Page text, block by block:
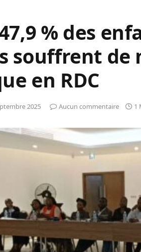
% des
souffrent
en RDC
2025 Aucun commentaire 1